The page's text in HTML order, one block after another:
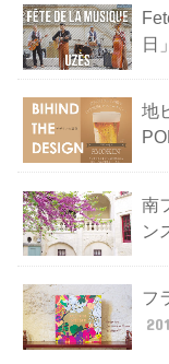
日
地
南
ン
フ